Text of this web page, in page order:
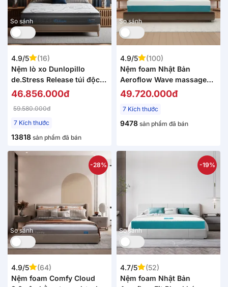
So sánh
4.9/5
(16)
Nệm lò xo Dunlopillo
de.Stress Release túi độc
lập phân 5 vùng nâng đỡ
46.856.000đ
59.580.000đ
7 Kích thước
13818 sản phẩm đã bán
So sánh
4.9/5
(100)
Nệm foam Nhật Bản
Aeroflow Wave massage
toàn diện dày 20cm
49.720.000đ
7 Kích thước
9478 sản phẩm đã bán
So sánh
-28%
4.9/5
(64)
Nệm foam Comfy Cloud
So sánh
-19%
4.7/5
(52)
Nệm foam Nhật Bản